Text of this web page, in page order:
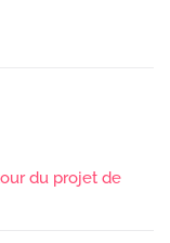
du projet de